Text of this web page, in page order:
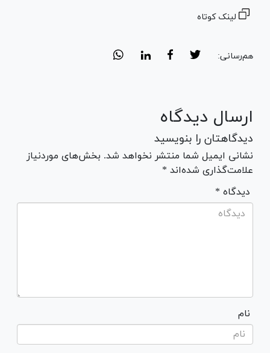
لینک کوتاه
هم‌رسانی:
ارسال دیدگاه
دیدگاهتان را بنویسید
نشانی ایمیل شما منتشر نخواهد شد. بخش‌های موردنیاز
علامت‌گذاری شده‌اند *
* دیدگاه
نام